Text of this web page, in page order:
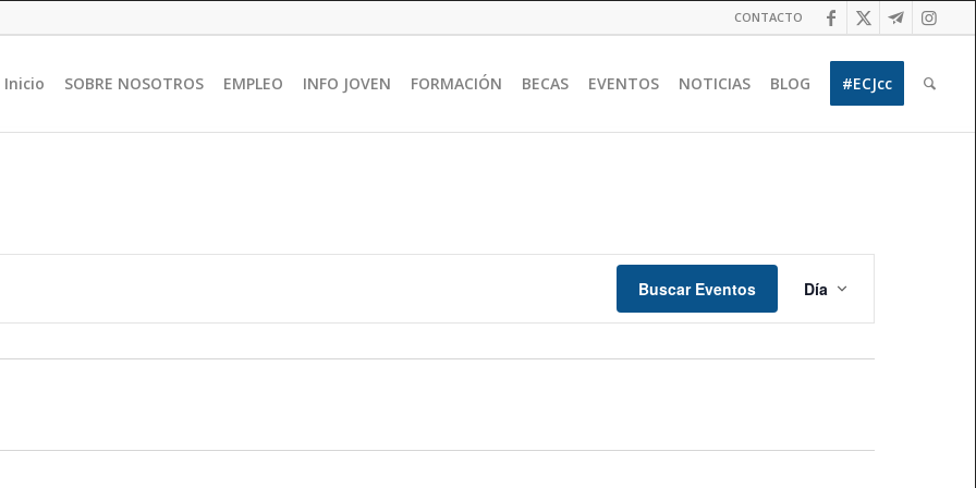
CONTACTO
Inicio SOBRE NOSOTROS EMPLEO INFO JOVEN FORMACIÓN BECAS EVENTOS NOTICIAS BLOG #ECJcc
Buscar Eventos
de
Evento
Día